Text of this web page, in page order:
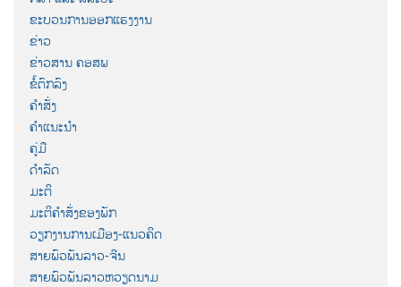
ຂະບວນການອອກແຮງງານ
ຂ່າວ
ຂ່າວສານ ຄອສພ
ຂໍ້ຕົກລົງ
ຄຳສັ່ງ
ຄຳແນະນຳ
ຄູ່ມື
ດຳລັດ
ມະຕິ
ມະຕິຄຳສັ່ງຂອງພັກ
ວຽກງານການເມືອງ-ແນວຄິດ
ສາຍພົວພັນລາວ-ຈີນ
ສາຍພົວພັນລາວຫວຽດນາມ